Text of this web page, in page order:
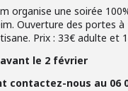
organise une soirée
Ouverture des portes
Prix : 33€ adulte et
le 2 février
nous au 06